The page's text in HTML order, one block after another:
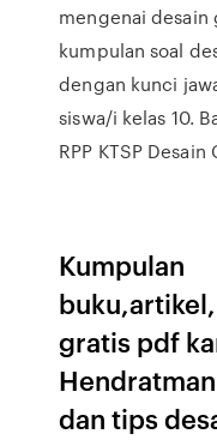
mengenai
kumpulan soal
dengan kunci
siswa/i kelas 10.
RPP KTSP Desain
Kumpulan
gratis pdf
dan tips